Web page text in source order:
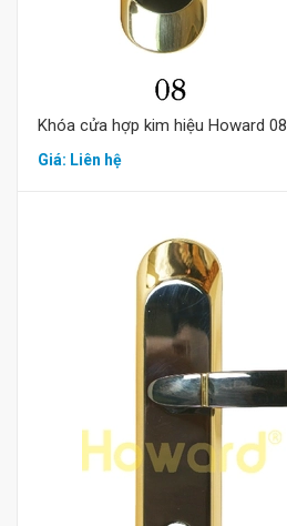
Khóa cửa hợp kim hiệu Howard 08
Giá: Liên hệ
Mua hàng